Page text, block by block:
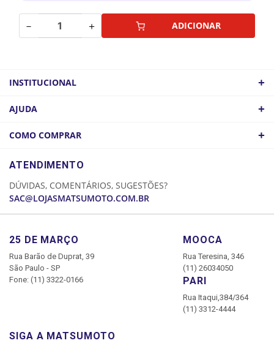
－ ＋ ADICIONAR
INSTITUCIONAL +
COMO CHEGAR
AJUDA +
COMO COMPRAR +
CADASTRE-SE
MINHA CONTA
MEUS PEDIDOS
ATENDIMENTO
DÚVIDAS, COMENTÁRIOS, SUGESTÕES?
SAC@LOJASMATSUMOTO.COM.BR
25 DE MARÇO
Rua Barão de Duprat, 39
São Paulo - SP
Fone: (11) 3322-0166
MOOCA
Rua Teresina, 346
(11) 26034050
PARI
Rua Itaqui,384/364
(11) 3312-4444